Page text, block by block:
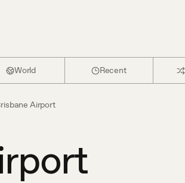
World Recent
Airport